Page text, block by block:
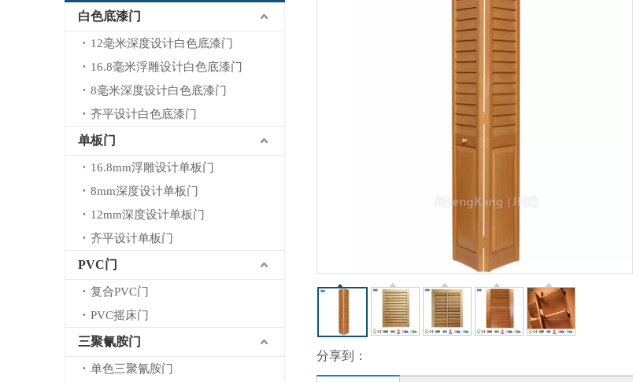
白色底漆门
12毫米深度设计白色底漆门
16.8毫米浮雕设计白色底漆门
8毫米深度设计白色底漆门
齐平设计白色底漆门
单板门
16.8mm浮雕设计单板门
8mm深度设计单板门
12mm深度设计单板门
齐平设计单板门
PVC门
复合PVC门
PVC摇床门
三聚氰胺门
单色三聚氰胺门
分享到：